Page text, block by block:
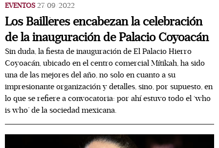
EVENTOS 27/09/2022
Los Baillères encabezan la celebración
de la inauguración de Palacio Coyoacán
Sin duda, la fiesta de inauguración de El Palacio Hierro
Coyoacán, ubicado en el centro comercial Mítikah, ha sido
una de las mejores del año, no solo en cuanto a su
impresionante organización y detalles, sino, por supuesto, en
lo que se refiere a convocatoria: por ahí estuvo todo el ‘who
is who’ de la sociedad mexicana.